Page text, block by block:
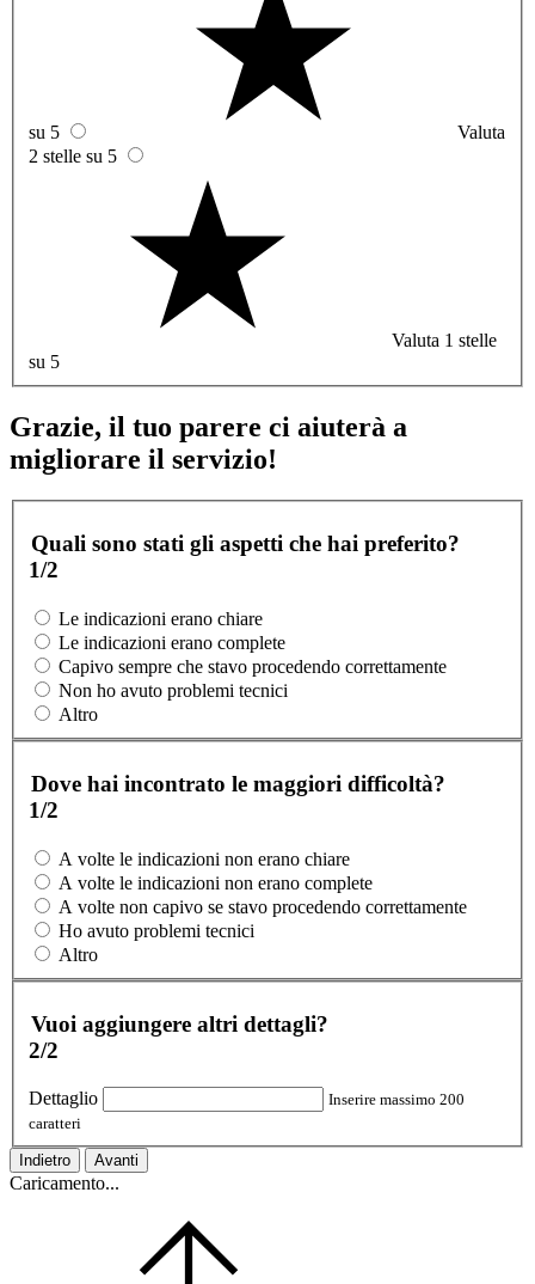
su 5
Valuta
2 stelle su 5
Valuta 1 stelle
su 5
Grazie, il tuo parere ci aiuterà a
migliorare il servizio!
Quali sono stati gli aspetti che hai preferito?
1/2
Le indicazioni erano chiare
Le indicazioni erano complete
Capivo sempre che stavo procedendo correttamente
Non ho avuto problemi tecnici
Altro
Dove hai incontrato le maggiori difficoltà?
1/2
A volte le indicazioni non erano chiare
A volte le indicazioni non erano complete
A volte non capivo se stavo procedendo correttamente
Ho avuto problemi tecnici
Altro
Vuoi aggiungere altri dettagli?
2/2
Dettaglio
Inserire massimo 200
caratteri
Indietro Avanti
Caricamento...